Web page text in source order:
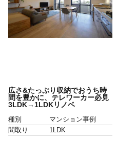
広さ&たっぷり収納でおうち時
間を豊かに、テレワーカー必見
3LDK→1LDKリノベ
種別
マンション事例
間取り
1LDK